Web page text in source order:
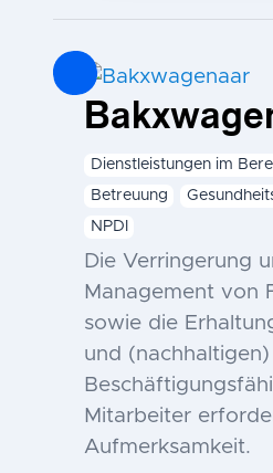
Dienstleistungen im
Betreuung
NPDI
Die Verringerung
Management von
sowie die
und (nachhaltigen)
Mitarbeiter
Aufmerksamkeit.